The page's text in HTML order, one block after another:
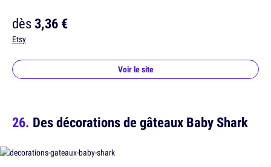
dès3,36 €
Etsy
Voir le site
Des décorations de gâteaux Baby Shark